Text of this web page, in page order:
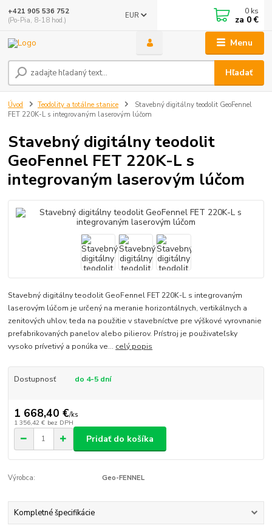
Menu
EUR
Hľadať
+421 905 536 752
(Po-Pia, 8-18 hod.)
0 ks
za 0 €
Úvod Teodolity a totálne stanice
Stavebný digitálny teodolit GeoFennel
FET 220K-L s integrovaným laserovým lúčom
Stavebný digitálny teodolit
GeoFennel FET 220K-L s
integrovaným laserovým lúčom
Stavebný digitálny teodolit GeoFennel FET 220K-L s integrovaným
laserovým lúčom je určený na meranie horizontálnych, vertikálnych a
zenitových uhlov, teda na použitie v stavebníctve pre výškové vyrovnanie
prefabrikovaných panelov alebo pilierov. Prístroj je použivateľsky
vysoko prívetivý a ponúka ve... celý popis
Dostupnosť do 4-5 dní
1 668,40 €/ks
1 356,42 € bez DPH
Pridať do košíka
Výrobca: Geo-FENNEL
Kompletné špecifikácie